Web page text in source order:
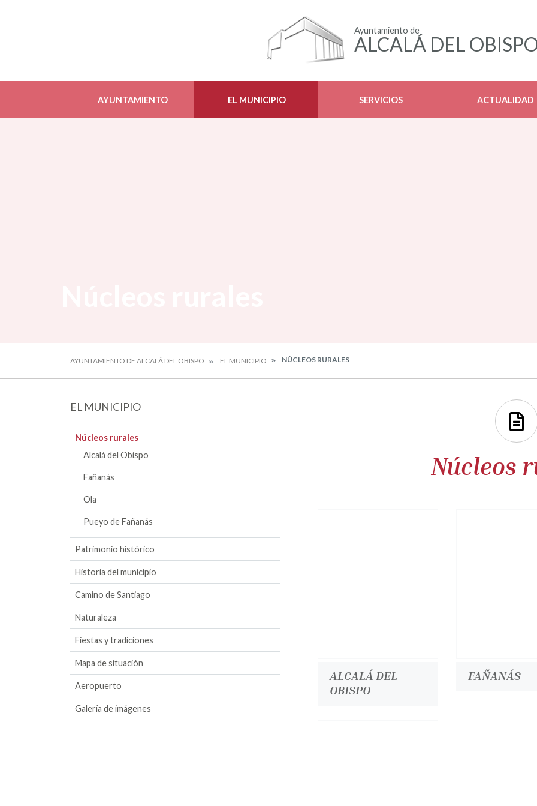
Ayuntamiento de
ALCALÁ DEL
AYUNTAMIENTO EL MUNICIPIO SERVICIOS ACTUALIDAD
AYUNTAMIENTO DE ALCALÁ DEL OBISPO EL MUNICIPIO NÚCLEOS RURALES
EL MUNICIPIO
Núcleos rurales
Alcalá del Obispo
Fañanás
Ola
Pueyo de Fañanás
Patrimonio histórico
Historia del municipio
Camino de Santiago
Naturaleza
Fiestas y tradiciones
Mapa de situación
Aeropuerto
Galería de imágenes
Núcleos
ALCALÁ DEL
OBISPO
FAÑANÁS